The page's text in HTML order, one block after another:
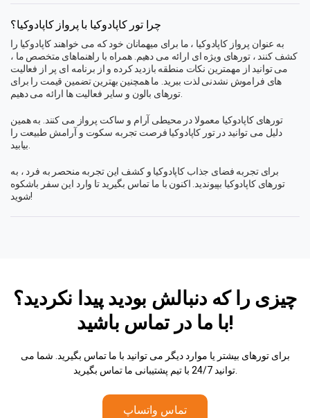
چرا تور کاپادوکیا با پرواز کاپادوکیا؟
به عنوان پرواز کاپادوکیا ، ما برای میهمانان خود که می خواهند کاپادوکیا را
کشف کنند ، تورهای ویژه ای ارائه می دهیم. همراه با راهنماهای متخصص ما ،
می توانید از مهمترین نکات منطقه بازدید کرده و از برنامه ای پر از فعالیت
های فراموش نشدنی لذت ببرید. ما همچنین بهترین تضمین قیمت را برای
تورهای بالون و سایر فعالیت ها ارائه می دهیم.
تورهای کاپادوکیا معمولا در محیطی آرام و ساکت پرواز می کنند. به همین
دلیل می توانید در تور کاپادوکیا فرصت تجربه سکوت و آرامش طبیعت را
برای تجربه فضای جذاب کاپادوکیا و کشف این تجربه منحصر به فرد ، به
تورهای کاپادوکیا بپیوندید. اکنون با ما تماس بگیرید تا وارد این سفر باشکوه
شوید!
چیزی را که دنبالش بودید پیدا نکردید؟
با مادر تماس باشید!
برای تورهای بیشتر یا موارد دیگر می توانید با ما تماس بگیرید. شما می
توانید 24/7 با تیم پشتیبانی ما تماس بگیرید.
تماس واتساپ